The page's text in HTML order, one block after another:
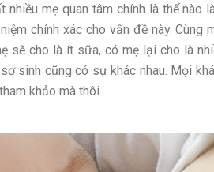
nhiều mẹ quan tâm chính là thế nào
chính xác cho vấn đề này.
sẽ cho là ít sữa, có mẹ lại cho là
sinh cũng có sự khác nhau. Mọi
khảo mà thôi.